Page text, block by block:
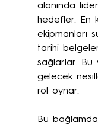
alanında
hedefler. En
ekipmanları
tarihi
sağlarlar. Bu
gelecek
rol oynar.
Bu